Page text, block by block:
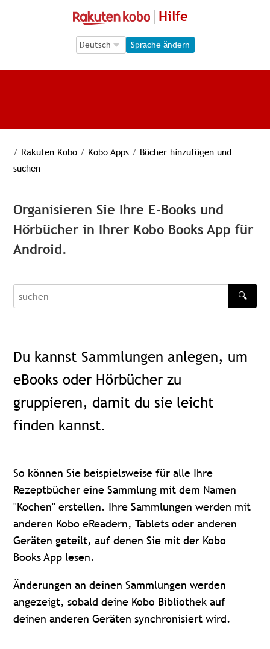
Hilfe
Language Selection
Language Selection
Sprache ändern
/ Rakuten Kobo / Kobo Apps / Bücher hinzufügen und
suchen
Organisieren Sie Ihre E-Books und
Hörbücher in Ihrer Kobo Books App für
Android.
recherche
🔍
Du kannst Sammlungen anlegen, um
eBooks oder Hörbücher zu
gruppieren, damit du sie leicht
finden kannst.
So können Sie beispielsweise für alle Ihre
Rezeptbücher eine Sammlung mit dem Namen
"Kochen" erstellen. Ihre Sammlungen werden mit
anderen Kobo eReadern, Tablets oder anderen
Geräten geteilt, auf denen Sie mit der Kobo
Books App lesen.
Änderungen an deinen Sammlungen werden
angezeigt, sobald deine Kobo Bibliothek auf
deinen anderen Geräten synchronisiert wird.